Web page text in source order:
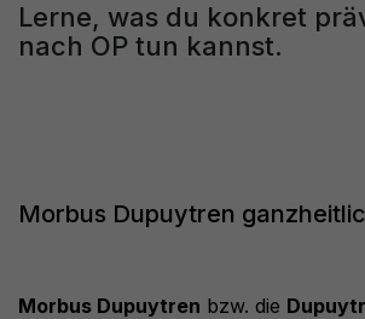
Lerne, was du konkret
nach OP tun kannst.
Morbus Dupuytren
Morbus Dupuytren bzw. die